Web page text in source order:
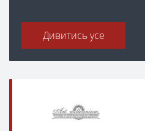
Дивитись усе